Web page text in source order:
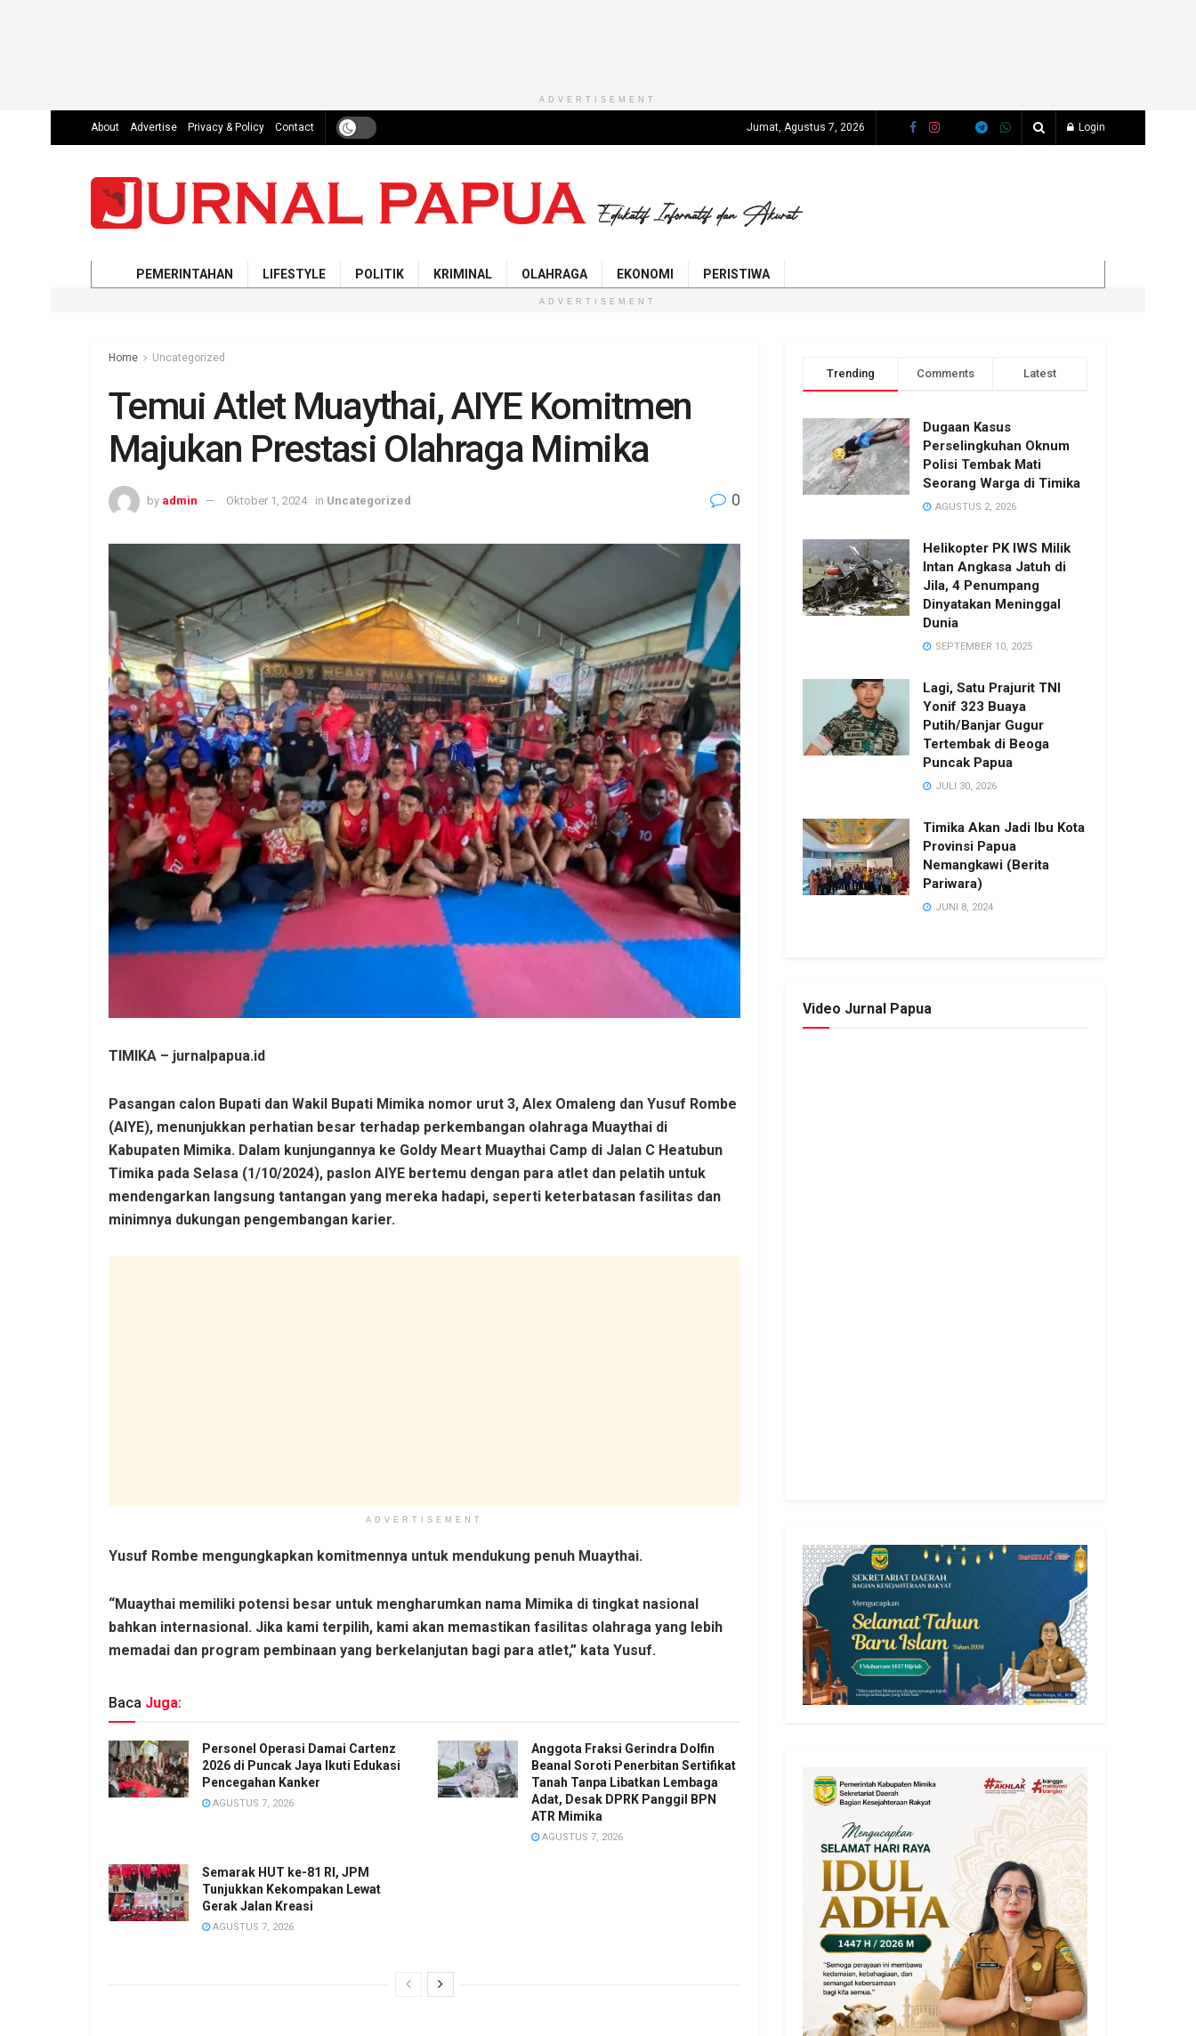
ADVERTISEMENT
About Advertise Privacy & Policy Contact Jumat, Agustus 7, 2026 Login
PEMERINTAHAN LIFESTYLE POLITIK KRIMINAL OLAHRAGA EKONOMI PERISTIWA
ADVERTISEMENT
Home Uncategorized
Temui Atlet Muaythai, AIYE Komitmen
Majukan Prestasi Olahraga Mimika
by admin Oktober 1, 2024 in Uncategorized 0
TIMIKA – jurnalpapua.id
Pasangan calon Bupati dan Wakil Bupati Mimika nomor urut 3, Alex Omaleng dan Yusuf Rombe
(AIYE), menunjukkan perhatian besar terhadap perkembangan olahraga Muaythai di
Kabupaten Mimika. Dalam kunjungannya ke Goldy Meart Muaythai Camp di Jalan C Heatubun
Timika pada Selasa (1/10/2024), paslon AIYE bertemu dengan para atlet dan pelatih untuk
mendengarkan langsung tantangan yang mereka hadapi, seperti keterbatasan fasilitas dan
minimnya dukungan pengembangan karier.
ADVERTISEMENT
Yusuf Rombe mengungkapkan komitmennya untuk mendukung penuh Muaythai.
“Muaythai memiliki potensi besar untuk mengharumkan nama Mimika di tingkat nasional
bahkan internasional. Jika kami terpilih, kami akan memastikan fasilitas olahraga yang lebih
memadai dan program pembinaan yang berkelanjutan bagi para atlet,” kata Yusuf.
Baca Juga:
Personel Operasi Damai Cartenz
2026 di Puncak Jaya Ikuti Edukasi
Pencegahan Kanker
AGUSTUS 7, 2026
Anggota Fraksi Gerindra Dolfin
Beanal Soroti Penerbitan Sertifikat
Tanah Tanpa Libatkan Lembaga
Adat, Desak DPRK Panggil BPN
ATR Mimika
AGUSTUS 7, 2026
Semarak HUT ke-81 RI, JPM
Tunjukkan Kekompakan Lewat
Gerak Jalan Kreasi
AGUSTUS 7, 2026
Trending Comments Latest
Dugaan Kasus
Perselingkuhan Oknum
Polisi Tembak Mati
Seorang Warga di Timika
AGUSTUS 2, 2026
Helikopter PK IWS Milik
Intan Angkasa Jatuh di
Jila, 4 Penumpang
Dinyatakan Meninggal
Dunia
SEPTEMBER 10, 2025
Lagi, Satu Prajurit TNI
Yonif 323 Buaya
Putih/Banjar Gugur
Tertembak di Beoga
Puncak Papua
JULI 30, 2026
Timika Akan Jadi Ibu Kota
Provinsi Papua
Nemangkawi (Berita
Pariwara)
JUNI 8, 2024
Video Jurnal Papua